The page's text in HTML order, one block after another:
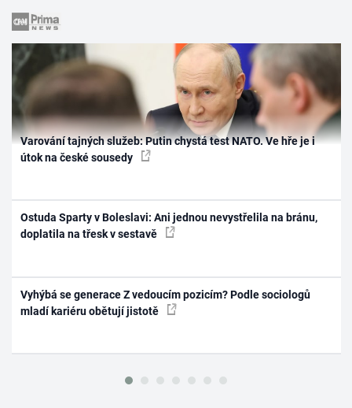
Varování tajných služeb: Putin chystá test NATO. Ve hře je i
útok na české sousedy
Ostuda Sparty v Boleslavi: Ani jednou nevystřelila na bránu,
doplatila na třesk v sestavě
Vyhýbá se generace Z vedoucím pozicím? Podle sociologů
mladí kariéru obětují jistotě